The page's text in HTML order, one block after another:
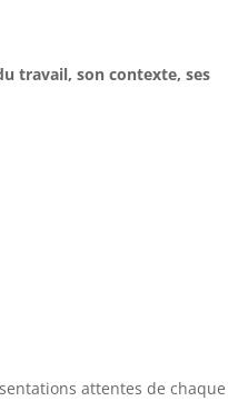
travail, son contexte, ses
attentes de chaque